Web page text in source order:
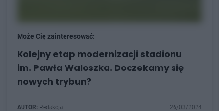
Może Cię zainteresować:
Kolejny etap modernizacji stadionu
im. Pawła Waloszka. Doczekamy się
nowych trybun?
AUTOR: Redakcja 26/03/2024